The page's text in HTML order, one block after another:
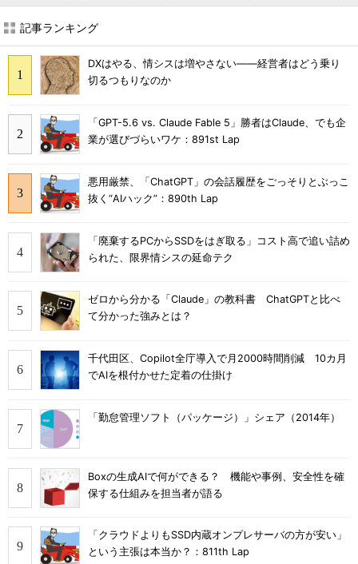
記事ランキング
DXはやる、情シスは増やさない――経営者はどう乗り
切るつもりなのか
「GPT-5.6 vs. Claude Fable 5」勝者はClaude、でも企
業が選びづらいワケ：891st Lap
悪用厳禁、「ChatGPT」の会話履歴をごっそりとぶっこ
抜く“AIハック”：890th Lap
「廃棄するPCからSSDをはぎ取る」コスト高で追い詰め
られた、限界情シスの延命テク
ゼロから分かる「Claude」の教科書 ChatGPTと比べ
て分かった強みとは？
千代田区、Copilot全庁導入で月2000時間削減 10カ月
でAIを根付かせた定着の仕掛け
「勤怠管理ソフト（パッケージ）」シェア（2014年）
Boxの生成AIで何ができる？ 機能や事例、安全性を確
保する仕組みを担当者が語る
「クラウドよりもSSD内蔵オンプレサーバの方が安い」
という主張は本当か？：811th Lap